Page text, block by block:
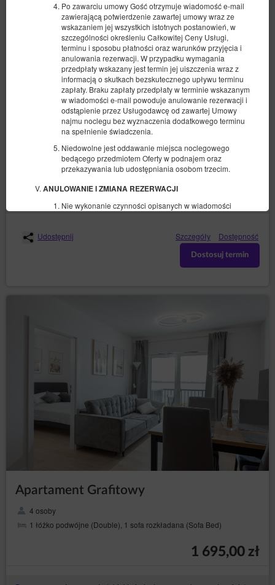
Po zawarciu umowy Gość otrzymuje wiadomość e-mail
zawierającą potwierdzenie zawartej umowy wraz ze
wskazaniem jej wszystkich istotnych postanowień, w
szczególności określeniu Całkowitej Ceny Usługi,
terminu i sposobu płatności oraz warunków przyjęcia i
anulowania rezerwacji. W przypadku wymagania
przedpłaty wskazany jest termin jej uiszczenia wraz z
informacją o skutkach bezskutecznego upływu terminu
zapłaty. Braku zapłaty przedpłaty w terminie wskazanym
w wiadomości e-mail powoduje anulowanie rezerwacji i
odstąpienie przez Usługodawcę od zawartej Umowy
najmu noclegu bez wyznaczenia dodatkowego terminu
na spełnienie świadczenia.
Niedowolne jest oddawanie miejsca noclegowego
bedącego przedmiotem Oferty w podnajem oraz
przekazywania lub udostępniania osobom trzecim.
ANULOWANIE I ZMIANA REZERWACJI
Nie wykonanie czynności opisanych w wiadomości
anulowanie rezerwacji i odstąpienie przez Usługodawcę
od zawartej Umowy bez wyznaczenia dodatkowego
W przypadku stwierdzenia niezgodnego z Umową
świadczenia usług, wszelkie reklamacje Gość powinien
zgłosić na piśmie lub w formie wiadomości e-mail w
terminie 14 dni od dnia zakończenia pobytu.
Reklamacja powinna zawierać dane Gościa: imię,
nazwisko, adres poczty e-mail podany podczas
rezerwacji, wskazanie problemu.
Usługodawca rozpatruje reklamację w terminie 14 dni
od jej otrzymania, o czym informuje Gościa w tej samej
formie: pisemnej lub elektronicznej.
Jeżeli informacje podane w reklamacji wymagają
uzupełnienia, Usługodawca zwróci się o ich
Usługodawcy od momentu otrzymania uzupełnionej
W wypadku odmowy uwzględnienia reklamacji
Apartament Kaszmir
1 łóżko podwójne (Double), 1 sofa rozkładana (Sofa Bed)
1 410,00 zł
Proponowany inny termin(obiekt niedostępny w wybranym terminie):
Udostępnij Szczegóły Dostępność
Dostosuj termin
Apartament Grafitowy
4 osoby
1 łóżko podwójne (Double), 1 sofa rozkładana (Sofa Bed)
1 695,00 zł